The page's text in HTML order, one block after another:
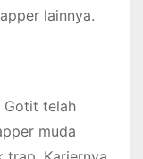
lainnya.
Gotit telah
muda